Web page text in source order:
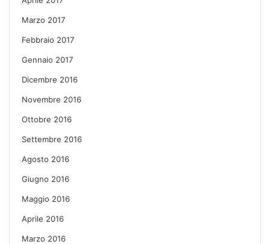
Marzo 2017
Febbraio 2017
Gennaio 2017
Dicembre 2016
Novembre 2016
Ottobre 2016
Settembre 2016
Agosto 2016
Giugno 2016
Maggio 2016
Aprile 2016
Marzo 2016